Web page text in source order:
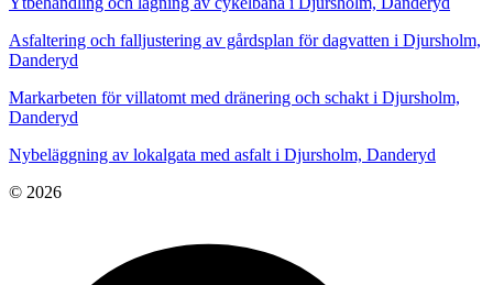
Asfaltering och falljustering av gårdsplan för dagvatten i Djursholm,
Danderyd
Markarbeten för villatomt med dränering och schakt i Djursholm,
Danderyd
Nybeläggning av lokalgata med asfalt i Djursholm, Danderyd
© 2026